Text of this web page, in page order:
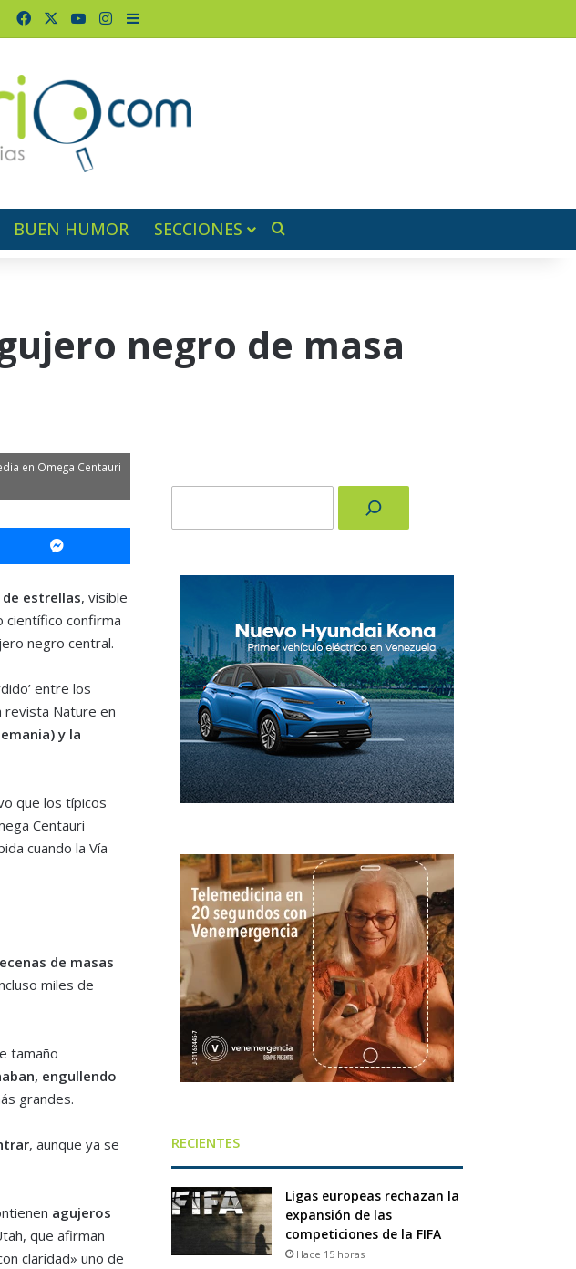
FacebookYouTubeInstagram
Barra lateral
BUEN HUMOR SECCIONES
negro de masa
en Omega Centauri
Messenger
estrellas, visible
científico confirma
negro central.
entre los
revista Nature en
y la
que los típicos
Centauri
cuando la Vía
de masas
miles de
tamaño
engullendo
grandes.
, aunque ya se
agujeros
que afirman
claridad» uno de
RECIENTES
Ligas europeas rechazan la
expansión de las
competiciones de la FIFA
Hace 15 horas